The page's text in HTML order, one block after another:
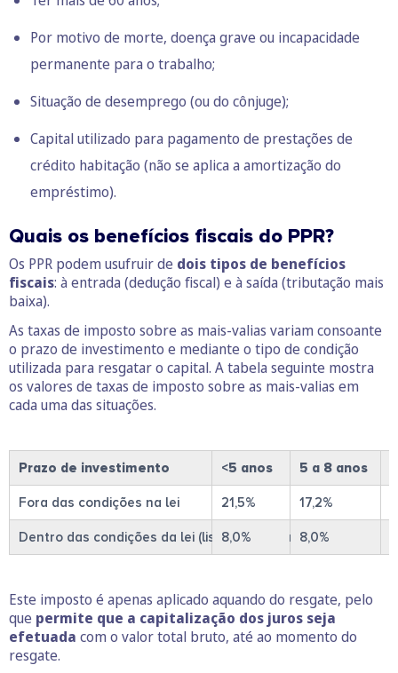
Por motivo de morte, doença grave ou incapacidade
permanente para o trabalho;
Situação de desemprego (ou do cônjuge);
Capital utilizado para pagamento de prestações de
crédito habitação (não se aplica a amortização do
empréstimo).
Quais os benefícios fiscais do PPR?
Os PPR podem usufruir de dois tipos de benefícios
fiscais: à entrada (dedução fiscal) e à saída (tributação mais
baixa).
As taxas de imposto sobre as mais-valias variam consoante
o prazo de investimento e mediante o tipo de condição
utilizada para resgatar o capital. A tabela seguinte mostra
os valores de taxas de imposto sobre as mais-valias em
cada uma das situações.
Prazo de investimento <5 anos 5 a 8 anos
Fora das condições na lei 21,5% 17,2%
Dentro das condições da lei (listadas acima)
8,0% 8,0%
Este imposto é apenas aplicado aquando do resgate, pelo
que permite que a capitalização dos juros seja
efetuada com o valor total bruto, até ao momento do
resgate.